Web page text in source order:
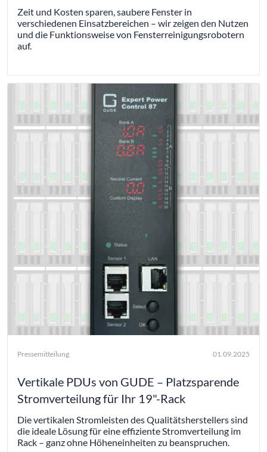
Zeit und Kosten sparen, saubere Fenster in
verschiedenen Einsatzbereichen – wir zeigen den Nutzen
und die Funktionsweise von Fensterreinigungsrobotern
auf.
Pressemitteilung 01.09.2025
Vertikale PDUs von GUDE – Platzsparende
Stromverteilung für Ihr 19"-Rack
Die vertikalen Stromleisten des Qualitätsherstellers sind
die ideale Lösung für eine effiziente Stromverteilung im
Rack – ganz ohne Höheneinheiten zu beanspruchen.